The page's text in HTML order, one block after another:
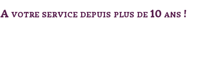
A votre service depuis plus de 10 ans !